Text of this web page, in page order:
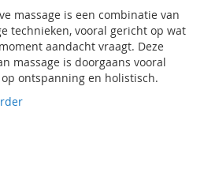
massage is een combinatie van
technieken, vooral gericht op wat
aandacht vraagt. Deze
massage is doorgaans vooral
ontspanning en holistisch.